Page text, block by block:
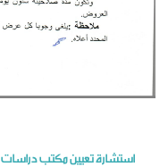
استشارة تعيين مكتب دراسات